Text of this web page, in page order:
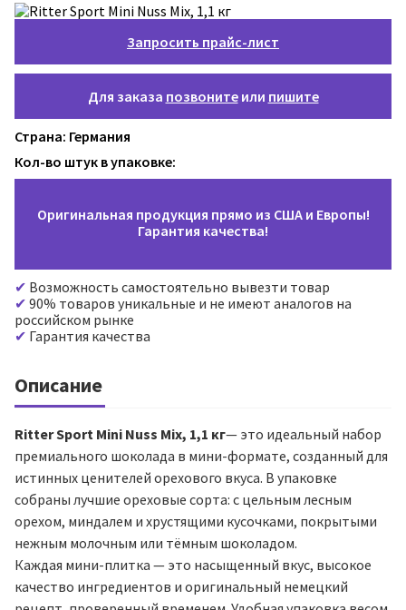
Запросить прайс-лист
Для заказа позвонитеили пишите
Страна: Германия
Кол-во штук в упаковке:
Оригинальная продукция прямо из США и Европы!
Гарантия качества!
Возможность самостоятельно вывезти товар
90% товаров уникальные и не имеют аналогов на
российском рынке
Гарантия качества
Описание
Ritter Sport Mini Nuss Mix, 1,1 кг— это идеальный набор
премиального шоколада в мини-формате, созданный для
истинных ценителей орехового вкуса. В упаковке
собраны лучшие ореховые сорта: с цельным лесным
орехом, миндалем и хрустящими кусочками, покрытыми
нежным молочным или тёмным шоколадом.
Каждая мини-плитка — это насыщенный вкус, высокое
качество ингредиентов и оригинальный немецкий